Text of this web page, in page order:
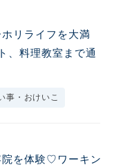
ホリライフを大満
、料理教室まで通
事・おけいこ
院を体験♡ワーキン